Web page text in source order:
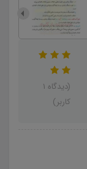
(دیدگاه 1
کاربر)